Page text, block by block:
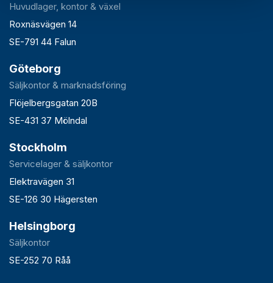
Huvudlager, kontor & växel
Roxnäsvägen 14
SE-791 44 Falun
Göteborg
Säljkontor & marknadsföring
Flöjelbergsgatan 20B
SE-431 37 Mölndal
Stockholm
Servicelager & säljkontor
Elektravägen 31
SE-126 30 Hägersten
Helsingborg
Säljkontor
SE-252 70 Råå